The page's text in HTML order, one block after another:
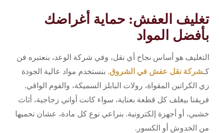
تغليف العفش: حماية أغراضك
بأفضل المواد
التغليف هو أساس نجاح أي نقل، وفي شركة الوعد، بنعتبره فن
كـشركة نقل عفش في الشروق. بنستخدم مواد عالية الجودة
زي الكراتين المقواة، رولات البابلز السميكة، والفوم الواقي.
فريقنا بيغلف كل قطعة بعناية، سواء كانت أواني زجاجية، أثاث
خشبي، أو أجهزة إلكترونية. بنراعي نوع كل مادة، عشان نحميها
من الخدوش أو الكسور.